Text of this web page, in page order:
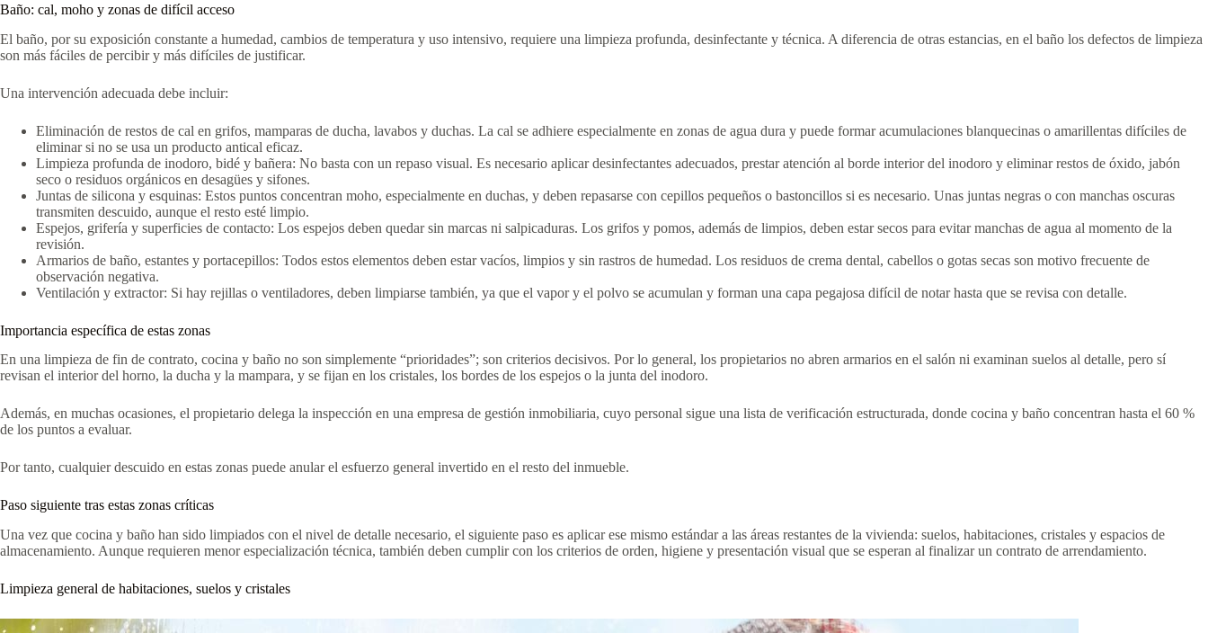
Baño: cal, moho y zonas de difícil acceso
El baño, por su exposición constante a humedad, cambios de temperatura y uso intensivo, requiere una limpieza profunda, desinfectante y técnica. A diferencia de otras estancias, en el baño los defectos de limpieza
son más fáciles de percibir y más difíciles de justificar.
Una intervención adecuada debe incluir:
Eliminación de restos de cal en grifos, mamparas de ducha, lavabos y duchas. La cal se adhiere especialmente en zonas de agua dura y puede formar acumulaciones blanquecinas o amarillentas difíciles de
eliminar si no se usa un producto antical eficaz.
Limpieza profunda de inodoro, bidé y bañera: No basta con un repaso visual. Es necesario aplicar desinfectantes adecuados, prestar atención al borde interior del inodoro y eliminar restos de óxido, jabón
seco o residuos orgánicos en desagües y sifones.
Juntas de silicona y esquinas: Estos puntos concentran moho, especialmente en duchas, y deben repasarse con cepillos pequeños o bastoncillos si es necesario. Unas juntas negras o con manchas oscuras
transmiten descuido, aunque el resto esté limpio.
Espejos, grifería y superficies de contacto: Los espejos deben quedar sin marcas ni salpicaduras. Los grifos y pomos, además de limpios, deben estar secos para evitar manchas de agua al momento de la
revisión.
Armarios de baño, estantes y portacepillos: Todos estos elementos deben estar vacíos, limpios y sin rastros de humedad. Los residuos de crema dental, cabellos o gotas secas son motivo frecuente de
observación negativa.
Ventilación y extractor: Si hay rejillas o ventiladores, deben limpiarse también, ya que el vapor y el polvo se acumulan y forman una capa pegajosa difícil de notar hasta que se revisa con detalle.
Importancia específica de estas zonas
En una limpieza de fin de contrato, cocina y baño no son simplemente “prioridades”; son criterios decisivos. Por lo general, los propietarios no abren armarios en el salón ni examinan suelos al detalle, pero sí
revisan el interior del horno, la ducha y la mampara, y se fijan en los cristales, los bordes de los espejos o la junta del inodoro.
Además, en muchas ocasiones, el propietario delega la inspección en una empresa de gestión inmobiliaria, cuyo personal sigue una lista de verificación estructurada, donde cocina y baño concentran hasta el 60 %
de los puntos a evaluar.
Por tanto, cualquier descuido en estas zonas puede anular el esfuerzo general invertido en el resto del inmueble.
Paso siguiente tras estas zonas críticas
Una vez que cocina y baño han sido limpiados con el nivel de detalle necesario, el siguiente paso es aplicar ese mismo estándar a las áreas restantes de la vivienda: suelos, habitaciones, cristales y espacios de
almacenamiento. Aunque requieren menor especialización técnica, también deben cumplir con los criterios de orden, higiene y presentación visual que se esperan al finalizar un contrato de arrendamiento.
Limpieza general de habitaciones, suelos y cristales